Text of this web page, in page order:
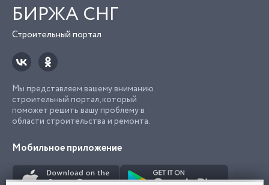
БИРЖА СНГ
Строительный портал
Мы представляем вашему вниманию
строительный портал, который
поможет решить вашу проблему в
области строительства и ремонта.
Мобильное приложение